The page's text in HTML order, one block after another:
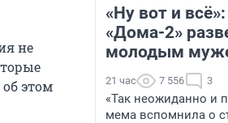
не
этом
«Ну вот и
«Дома-2»
молодым
21 час 7 556 3
«Так неожиданно и
мема вспомнила о